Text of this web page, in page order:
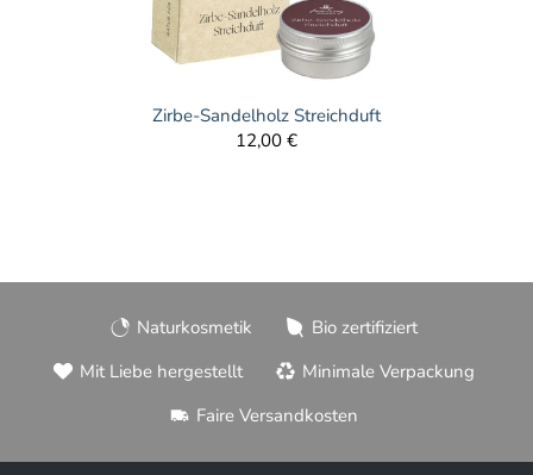
Zirbe-Sandelholz Streichduft
12,00 €
Naturkosmetik
Bio zertifiziert
Mit Liebe hergestellt
Minimale Verpackung
Faire Versandkosten